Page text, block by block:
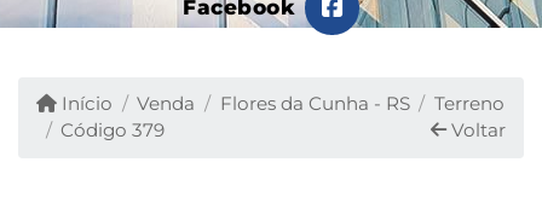
Facebook
Início Venda Flores da Cunha - RS
Terreno
Código 379
Voltar